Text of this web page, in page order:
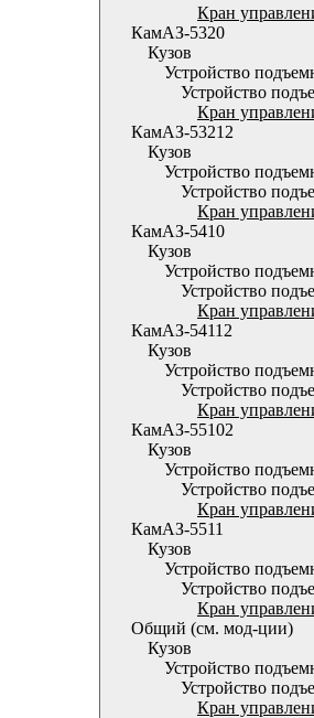
Кран
КамАЗ-5320
Кузов
Устройство
Устройство
Кран
КамАЗ-53212
Кузов
Устройство
Устройство
Кран
КамАЗ-5410
Кузов
Устройство
Устройство
Кран
КамАЗ-54112
Кузов
Устройство
Устройство
Кран
КамАЗ-55102
Кузов
Устройство
Устройство
Кран
КамАЗ-5511
Кузов
Устройство
Устройство
Кран
Общий (см. мод-ции)
Кузов
Устройство
Устройство
Кран